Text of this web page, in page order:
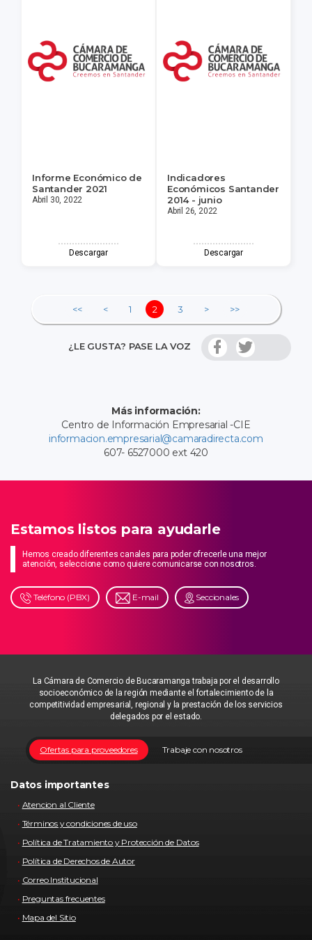
Informe Económico de
Santander 2021
Abril 30, 2022
Descargar
Indicadores
Económicos Santander
2014 - junio
Abril 26, 2022
Descargar
<< < 1 2 3 > >>
¿LE GUSTA? PASE LA VOZ
Más información:
Centro de Información Empresarial -CIE
informacion.empresarial@camaradirecta.com
607- 6527000 ext 420
Estamos listos para ayudarle
Hemos creado diferentes canales para poder ofrecerle una mejor
atención, seleccione como quiere comunicarse con nosotros.
Teléfono (PBX) E-mail Seccionales
La Cámara de Comercio de Bucaramanga trabaja por el desarrollo
socioeconómico de la región mediante el fortalecimiento de la
competitividad empresarial, regional y la prestación de los servicios
delegados por el estado.
Trabaje con nosotros
Ofertas para proveedores
Datos importantes
Atencion al Cliente
Términos y condiciones de uso
Política de Tratamiento y Protección de Datos
Política de Derechos de Autor
Correo Institucional
Preguntas frecuentes
Mapa del Sitio